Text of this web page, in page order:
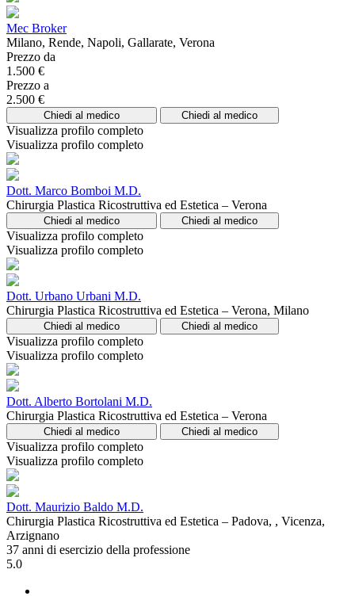
Mec Broker
Milano, Rende, Napoli, Gallarate, Verona
Prezzo da
1.500 €
Prezzo a
2.500 €
Chiedi al medico Chiedi al medico
Visualizza profilo completo
Visualizza profilo completo
Dott. Marco Bomboi M.D.
Chirurgia Plastica Ricostruttiva ed Estetica – Verona
Chiedi al medico Chiedi al medico
Visualizza profilo completo
Visualizza profilo completo
Dott. Urbano Urbani M.D.
Chirurgia Plastica Ricostruttiva ed Estetica – Verona, Milano
Chiedi al medico Chiedi al medico
Visualizza profilo completo
Visualizza profilo completo
Dott. Alberto Bortolani M.D.
Chirurgia Plastica Ricostruttiva ed Estetica – Verona
Chiedi al medico Chiedi al medico
Visualizza profilo completo
Visualizza profilo completo
Dott. Maurizio Baldo M.D.
Chirurgia Plastica Ricostruttiva ed Estetica – Padova, , Vicenza,
Arzignano
37 anni di esercizio della professione
5.0